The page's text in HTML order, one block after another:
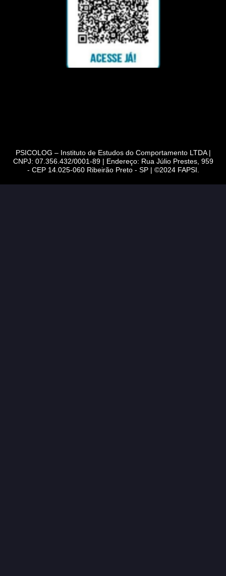
PSICOLOG – Instituto de Estudos do Comportamento LTDA |
CNPJ: 07.356.432/0001-89 | Endereço: Rua Júlio Prestes, 959
- CEP 14.025-060 Ribeirão Preto - SP | ©2024 FAPSI.